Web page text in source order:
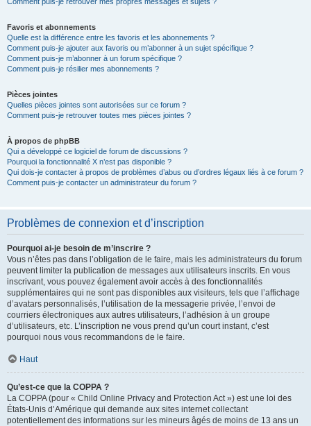
Favoris et abonnements
Quelle est la différence entre les favoris et les abonnements ?
Comment puis-je ajouter aux favoris ou m’abonner à un sujet spécifique ?
Comment puis-je m’abonner à un forum spécifique ?
Comment puis-je résilier mes abonnements ?
Pièces jointes
Quelles pièces jointes sont autorisées sur ce forum ?
Comment puis-je retrouver toutes mes pièces jointes ?
À propos de phpBB
Qui a développé ce logiciel de forum de discussions ?
Pourquoi la fonctionnalité X n’est pas disponible ?
Qui dois-je contacter à propos de problèmes d’abus ou d’ordres légaux liés à ce forum ?
Comment puis-je contacter un administrateur du forum ?
Problèmes de connexion et d’inscription
Pourquoi ai-je besoin de m’inscrire ?
Vous n’êtes pas dans l’obligation de le faire, mais les administrateurs du forum
peuvent limiter la publication de messages aux utilisateurs inscrits. En vous
inscrivant, vous pouvez également avoir accès à des fonctionnalités
supplémentaires qui ne sont pas disponibles aux visiteurs, tels que l’affichage
d’avatars personnalisés, l’utilisation de la messagerie privée, l’envoi de
courriers électroniques aux autres utilisateurs, l’adhésion à un groupe
d’utilisateurs, etc. L’inscription ne vous prend qu’un court instant, c’est
pourquoi nous vous recommandons de le faire.
Haut
Qu’est-ce que la COPPA ?
La COPPA (pour « Child Online Privacy and Protection Act ») est une loi des
États-Unis d’Amérique qui demande aux sites internet collectant
potentiellement des informations sur les mineurs âgés de moins de 13 ans un